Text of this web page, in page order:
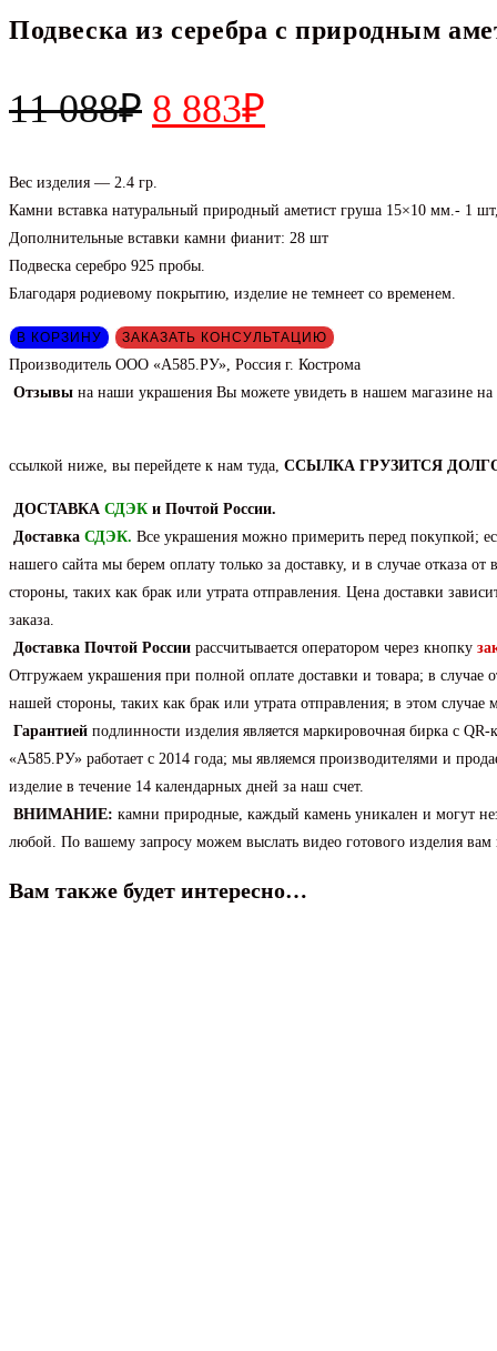
Подвеска из серебра с природным
11 088₽ Первоначальная
составляла
11
088₽.
8 883₽
883₽.
Вес изделия — 2.4 гр.
Камни вставка натуральный природный аметист груша 15×10 мм.- 1
Дополнительные вставки камни фианит: 28 шт
Подвеска серебро 925 пробы.
Благодаря родиевому покрытию, изделие не темнеет со временем.
Количество
товара
Подвеска
с
природным
аметистом.
В КОРЗИНУ ЗАКАЗАТЬ КОНСУЛЬТАЦИЮ
Производитель ООО «А585.РУ», Россия г. Кострома
Отзывы на наши украшения Вы можете увидеть в нашем магазине на
ссылкой ниже, вы перейдете к нам туда, ССЫЛКА ГРУЗИТСЯ
ДОСТАВКА СДЭК и Почтой России.
Доставка СДЭК. Все украшения можно примерить перед покупкой;
нашего сайта мы берем оплату только за доставку, и в случае отказа
стороны, таких как брак или утрата отправления. Цена доставки
заказа.
Доставка Почтой России рассчитывается оператором через кнопку
Отгружаем украшения при полной оплате доставки и товара; в случае
нашей стороны, таких как брак или утрата отправления; в этом
Гарантией подлинности изделия является маркировочная бирка с
«А585.РУ» работает с 2014 года; мы являемся производителями и
изделие в течение 14 календарных дней за наш счет.
ВНИМАНИЕ: камни природные, каждый камень уникален и могут
любой. По вашему запросу можем выслать видео готового изделия
Вам также будет интересно…